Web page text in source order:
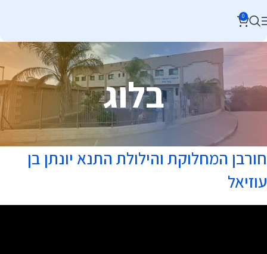
0
בלוג
חורבן המחלוקת והילולת התנא יונתן בן
עוזיאל